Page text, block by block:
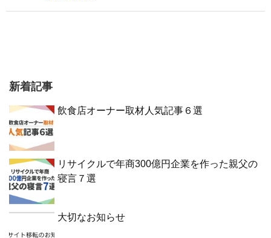
新着記事
飲食店オーナー取材人気記事６選
リサイクルで年商300億円企業を作った親父の
寝言７選
大切なお知らせ